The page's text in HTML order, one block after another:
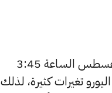
يسعى العديد من الأفراد لمعرفة أسعار اليورو اليوم في مصر ليوم الأربعاء 14 أغسطس الساعة 3:45
تغيرات كثيرة، لذلك